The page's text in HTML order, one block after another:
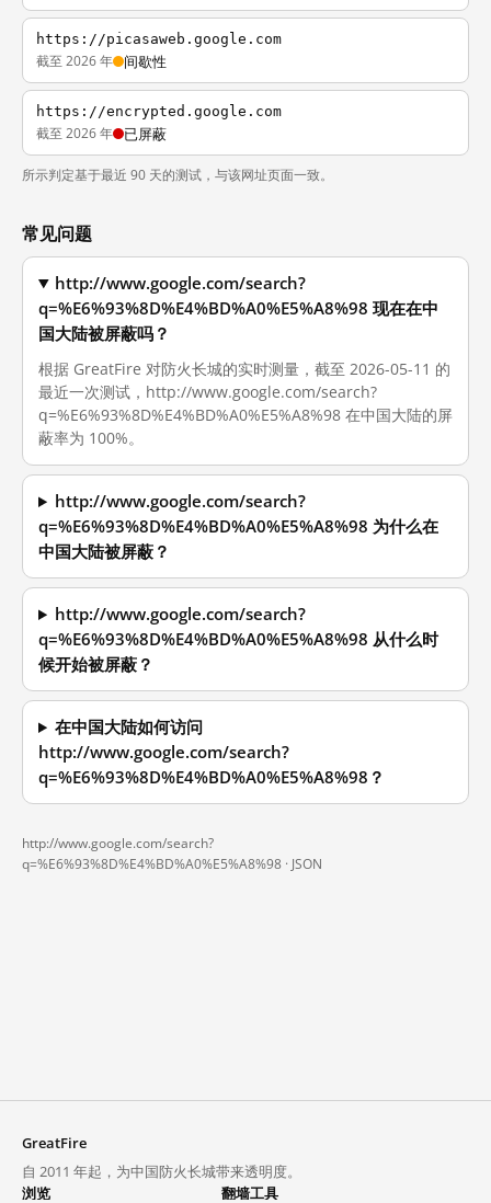
https://picasaweb.google.com
截至 2026 年 间歇性
https://encrypted.google.com
截至 2026 年 已屏蔽
所示判定基于最近 90 天的测试，与该网址页面一致。
常见问题
http://www.google.com/search?
q=%E6%93%8D%E4%BD%A0%E5%A8%98 现在在中
国大陆被屏蔽吗？
根据 GreatFire 对防火长城的实时测量，截至 2026-05-11 的
最近一次测试，http://www.google.com/search?
q=%E6%93%8D%E4%BD%A0%E5%A8%98 在中国大陆的屏
蔽率为 100%。
http://www.google.com/search?
q=%E6%93%8D%E4%BD%A0%E5%A8%98 为什么在
中国大陆被屏蔽？
http://www.google.com/search?
q=%E6%93%8D%E4%BD%A0%E5%A8%98 从什么时
候开始被屏蔽？
在中国大陆如何访问
http://www.google.com/search?
q=%E6%93%8D%E4%BD%A0%E5%A8%98？
http://www.google.com/search?
q=%E6%93%8D%E4%BD%A0%E5%A8%98 · JSON
GreatFire
自 2011 年起，为中国防火长城带来透明度。
浏览
翻墙工具